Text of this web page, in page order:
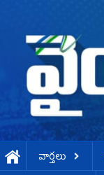
వార్తలు